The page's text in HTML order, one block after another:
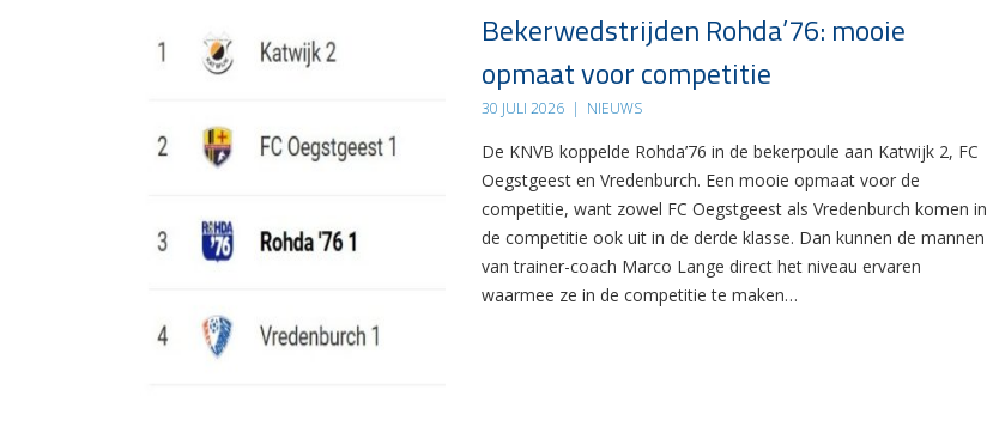
Bekerwedstrijden Rohda’76: mooie
opmaat voor competitie
30 JULI 2026 | NIEUWS
De KNVB koppelde Rohda’76 in de bekerpoule aan Katwijk 2, FC
Oegstgeest en Vredenburch. Een mooie opmaat voor de
competitie, want zowel FC Oegstgeest als Vredenburch komen in
de competitie ook uit in de derde klasse. Dan kunnen de mannen
van trainer-coach Marco Lange direct het niveau ervaren
waarmee ze in de competitie te maken…